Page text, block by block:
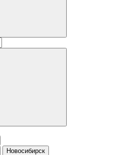
Новосибирск